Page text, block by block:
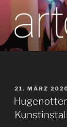
Inhalt
springen
Berichte vom
AM
21. MÄRZ